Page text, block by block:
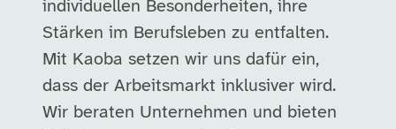
individuellen Besonderheiten, ihre
Stärken im Berufsleben zu entfalten.
Mit Kaoba setzen wir uns dafür ein,
dass der Arbeitsmarkt inklusiver wird.
Wir beraten Unternehmen und bieten